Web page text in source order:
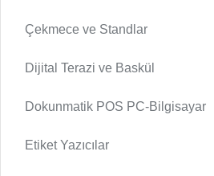
Çekmece ve Standlar
Dijital Terazi ve Baskül
Dokunmatik POS PC-Bilgisayar
Etiket Yazıcılar